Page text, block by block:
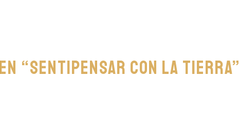
“Sentipensar con la tierra”